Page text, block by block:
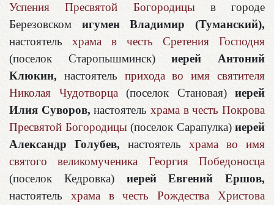
Успения Пресвятой Богородицыв городе
Березовском игумен Владимир (Туманский),
настоятель храма в честь Сретения Господня
(поселок Старопышминск)иерей Антоний
Клюкин, настоятель прихода во имя святителя
Николая Чудотворца(поселок Становая) иерей
Илия Суворов, настоятельхрама в честь Покрова
Пресвятой Богородицы(поселок Сарапулка) иерей
Александр Голубев, настоятель храма во имя
святого великомученика Георгия Победоносца
(поселок Кедровка) иерей Евгений Ершов,
настоятель храма в честь Рождества Христова